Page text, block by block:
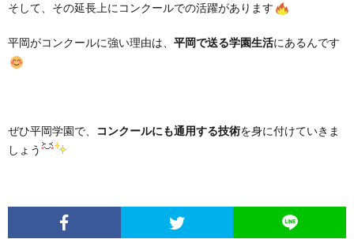
そして、その延長上にコンクールでの活躍があります
平岡がコンクールに強い理由は、 平岡で送る学園生活にあるんです
ぜひ平岡学園で、 コンクールにも通用する技術を身に付けていきま
しょう